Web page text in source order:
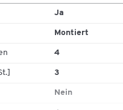
Monitorfach (innen B 705 x T
dem Monitorfach befindet sich
140 mm)
4 Lenkrollen, davon 2 mit
Ja
Montiert
4
3
Nein